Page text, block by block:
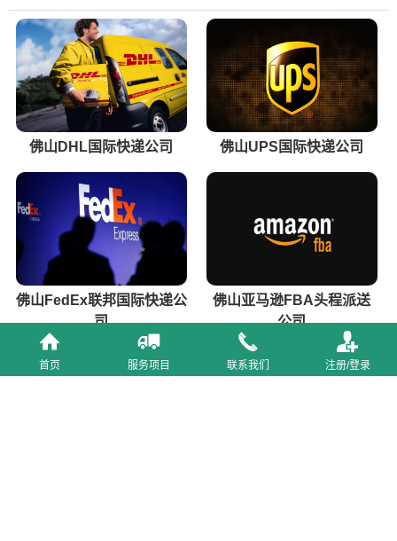
佛山DHL国际快递公司 佛山UPS国际快递公司
佛山FedEx联邦国际快递公
司
佛山亚马逊FBA头程派送
公司
首页 服务项目 联系我们 注册/登录